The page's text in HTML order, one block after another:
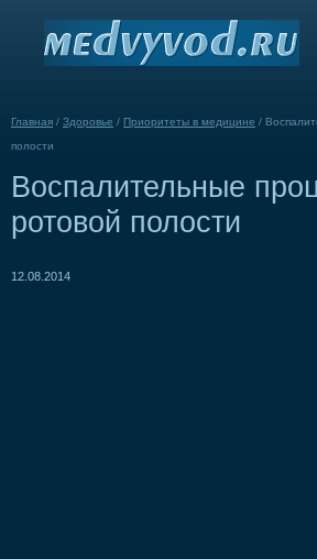
Главная / Здоровье / Приоритеты в медицине /
полости
Воспалительные
ротовой полости
12.08.2014